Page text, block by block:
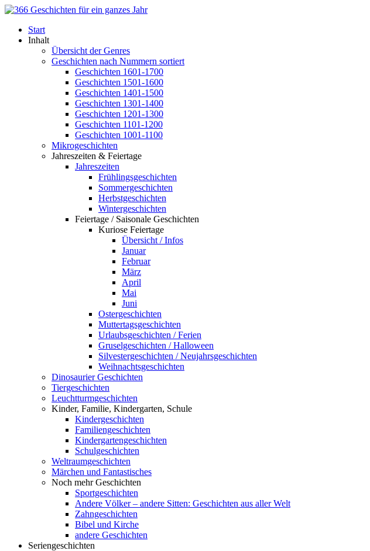
Start
Inhalt
Übersicht der Genres
Geschichten nach Nummern sortiert
Geschichten 1601-1700
Geschichten 1501-1600
Geschichten 1401-1500
Geschichten 1301-1400
Geschichten 1201-1300
Geschichten 1101-1200
Geschichten 1001-1100
Mikrogeschichten
Jahreszeiten & Feiertage
Jahreszeiten
Frühlingsgeschichten
Sommergeschichten
Herbstgeschichten
Wintergeschichten
Feiertage / Saisonale Geschichten
Kuriose Feiertage
Übersicht / Infos
Januar
Februar
März
April
Mai
Juni
Ostergeschichten
Muttertagsgeschichten
Urlaubsgeschichten / Ferien
Gruselgeschichten / Halloween
Silvestergeschichten / Neujahrsgeschichten
Weihnachtsgeschichten
Dinosaurier Geschichten
Tiergeschichten
Leuchtturmgeschichten
Kinder, Familie, Kindergarten, Schule
Kindergeschichten
Familiengeschichten
Kindergartengeschichten
Schulgeschichten
Weltraumgeschichten
Märchen und Fantastisches
Noch mehr Geschichten
Sportgeschichten
Andere Völker – andere Sitten: Geschichten aus aller Welt
Zahngeschichten
Bibel und Kirche
andere Geschichten
Seriengeschichten